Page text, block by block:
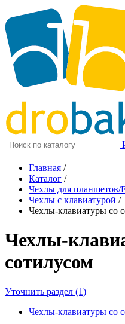
Главная /
Каталог /
Чехлы для планшетов/
Чехлы с клавиатурой /
Чехлы-клавиатуры со
Чехлы-
сотилусом
Уточнить раздел (1)
Чехлы-клавиатуры со